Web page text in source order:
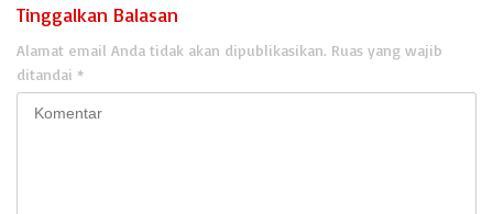
Tinggalkan Balasan
Alamat email Anda tidak akan dipublikasikan. Ruas yang wajib
ditandai *